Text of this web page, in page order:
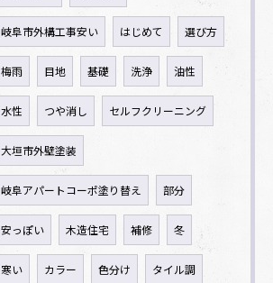
岐阜市外構工事安い はじめて 選び方
梅雨 目地 基礎 洗浄 油性
水性 つや消し セルフクリーニング
大垣市外壁塗装
岐阜アパートコーポ塗り替え 部分
安っぽい 木造住宅 補修 冬
寒い カラー 色分け タイル調